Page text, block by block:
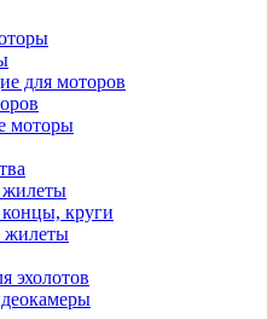
для моторов
моторы
жилеты
круги
жилеты
эхолотов